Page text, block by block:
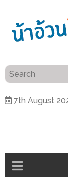
7th August
แนะน
ศิริ